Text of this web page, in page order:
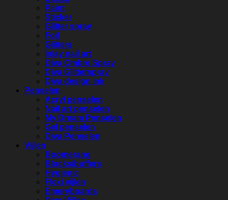
Paint
Sticker
Glitter spray
Foil
Glitters
Inlay nail art
Diva Ombre Spray
Diva Glitterspray
Diva design ink
Penselen
Acryl penselen
Nail art penselen
My Dream Penselen
Gel penselen
Diva Penselen
Vijlen
Boomerang
Blocks/buffers
Hygienic
Flexi vijlen
Emeryboards